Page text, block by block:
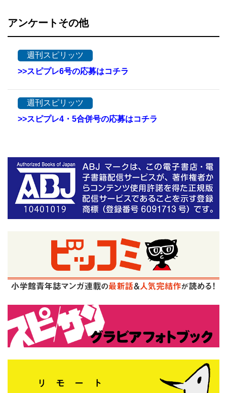
アンケートその他
週刊スピリッツ
>>スピプレ6号の応募はコチラ
週刊スピリッツ
>>スピプレ4・5合併号の応募はコチラ